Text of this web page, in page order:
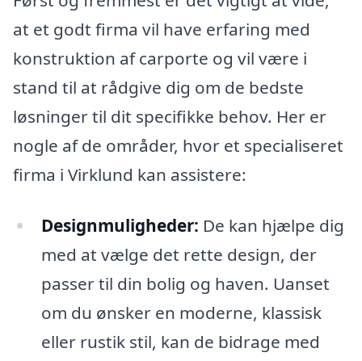
at et godt firma vil have erfaring med
konstruktion af carporte og vil være i
stand til at rådgive dig om de bedste
løsninger til dit specifikke behov. Her er
nogle af de områder, hvor et specialiseret
firma i Virklund kan assistere:
Designmuligheder: De kan hjælpe dig
med at vælge det rette design, der
passer til din bolig og haven. Uanset
om du ønsker en moderne, klassisk
eller rustik stil, kan de bidrage med